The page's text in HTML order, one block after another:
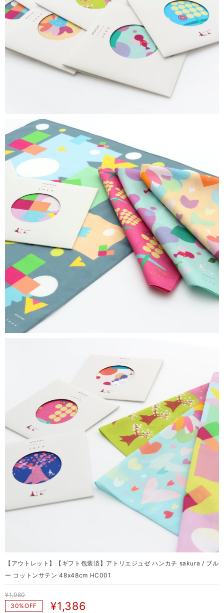
【アウトレット】【ギフト包装済】アトリエジュゼ ハンカチ sakura / ブル
ー コットンサテン 48x48cm HC001
¥1,980
30%OFF
¥1,386